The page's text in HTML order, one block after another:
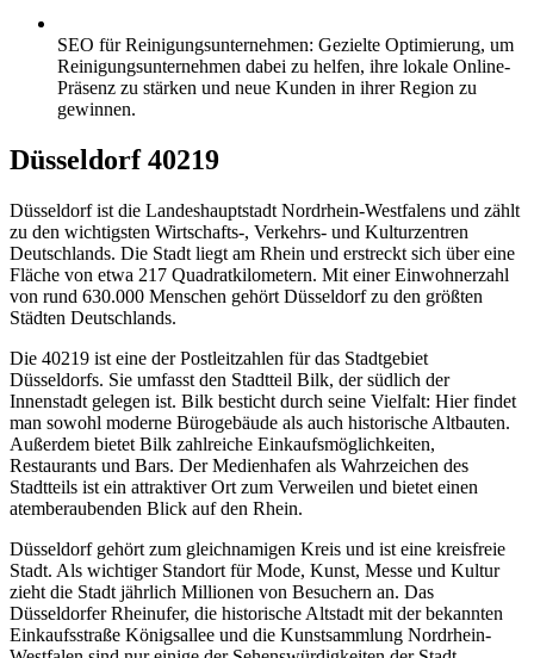
SEO für Reinigungsunternehmen: Gezielte Optimierung, um
Reinigungsunternehmen dabei zu helfen, ihre lokale Online-
Präsenz zu stärken und neue Kunden in ihrer Region zu
gewinnen.
Düsseldorf 40219
Düsseldorf ist die Landeshauptstadt Nordrhein-Westfalens und zählt
zu den wichtigsten Wirtschafts-, Verkehrs- und Kulturzentren
Deutschlands. Die Stadt liegt am Rhein und erstreckt sich über eine
Fläche von etwa 217 Quadratkilometern. Mit einer Einwohnerzahl
von rund 630.000 Menschen gehört Düsseldorf zu den größten
Städten Deutschlands.
Die 40219 ist eine der Postleitzahlen für das Stadtgebiet
Düsseldorfs. Sie umfasst den Stadtteil Bilk, der südlich der
Innenstadt gelegen ist. Bilk besticht durch seine Vielfalt: Hier findet
man sowohl moderne Bürogebäude als auch historische Altbauten.
Außerdem bietet Bilk zahlreiche Einkaufsmöglichkeiten,
Restaurants und Bars. Der Medienhafen als Wahrzeichen des
Stadtteils ist ein attraktiver Ort zum Verweilen und bietet einen
atemberaubenden Blick auf den Rhein.
Düsseldorf gehört zum gleichnamigen Kreis und ist eine kreisfreie
Stadt. Als wichtiger Standort für Mode, Kunst, Messe und Kultur
zieht die Stadt jährlich Millionen von Besuchern an. Das
Düsseldorfer Rheinufer, die historische Altstadt mit der bekannten
Einkaufsstraße Königsallee und die Kunstsammlung Nordrhein-